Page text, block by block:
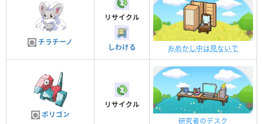
チラチーノ
リサイクル
しわける おめかし中は見ないで
ポリゴン
リサイクル
研究者のデスク